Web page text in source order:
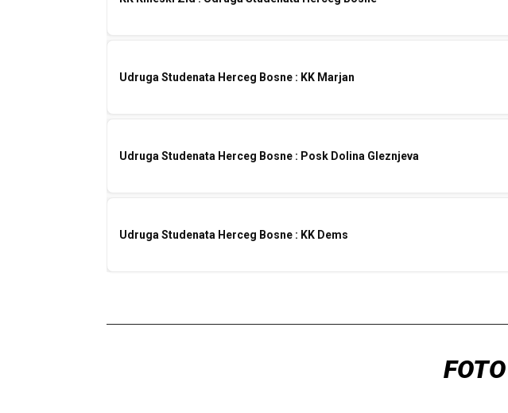
Udruga Studenata Herceg Bosne : KK Marjan
Udruga Studenata Herceg Bosne : Posk Dolina Gleznjeva
Udruga Studenata Herceg Bosne : KK Dems